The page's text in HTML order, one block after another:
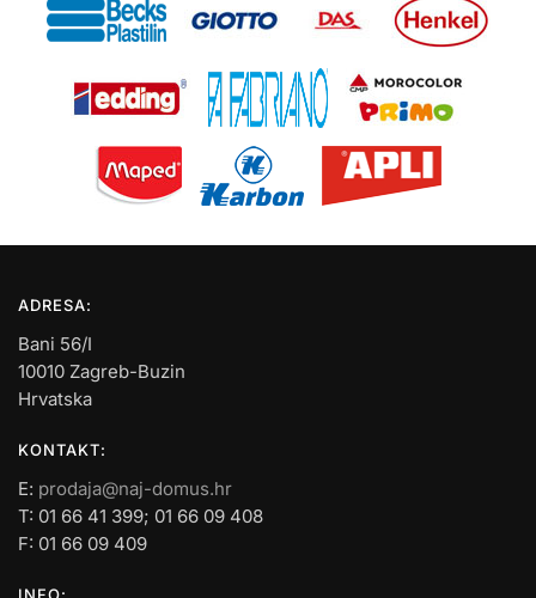
ADRESA:
Bani 56/I
10010 Zagreb-Buzin
Hrvatska
KONTAKT:
E: prodaja@naj-domus.hr
T: 01 66 41 399; 01 66 09 408
F: 01 66 09 409